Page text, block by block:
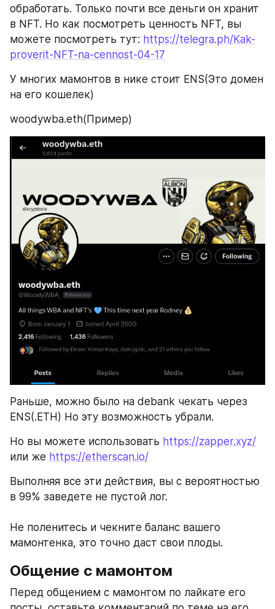
обработать. Только почти все деньги он хранит
в NFT. Но как посмотреть ценность NFT, вы
можете посмотреть тут: https://telegra.ph/Kak-
proverit-NFT-na-cennost-04-17
У многих мамонтов в нике стоит ENS(Это домен
на его кошелек)
woodywba.eth(Пример)
Раньше, можно было на debank чекать через
ENS(.ETH) Но эту возможность убрали.
Но вы можете использовать https://zapper.xyz/
или же https://etherscan.io/
Выполняя все эти действия, вы с вероятностью
в 99% заведете не пустой лог.
Не поленитесь и чекните баланс вашего
мамонтенка, это точно даст свои плоды.
Общение с мамонтом
Перед общением с мамонтом по лайкате его